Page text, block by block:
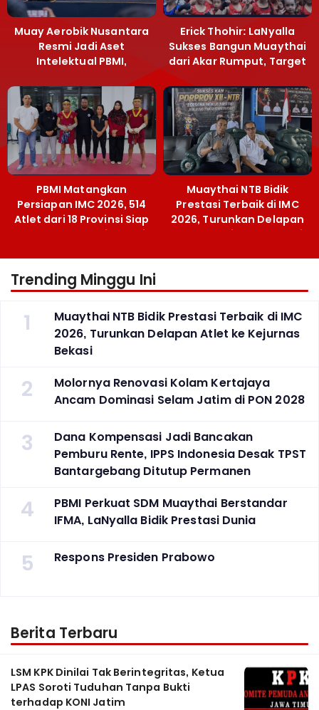
Muay Aerobik Nusantara
Resmi Jadi Aset
Intelektual PBMI,
Terobosan Bangun
Grassroots
Erick Thohir: LaNyalla
Sukses Bangun Muaythai
dari Akar Rumput, Target
PBMI Matangkan
Persiapan IMC 2026, 514
Atlet dari 18 Provinsi Siap
Berlaga Besok di Bekasi
Muaythai NTB Bidik
Prestasi Terbaik di IMC
2026, Turunkan Delapan
Atlet ke Kejurnas Bekasi
Trending Minggu Ini
1
Muaythai NTB Bidik Prestasi Terbaik di IMC
2026, Turunkan Delapan Atlet ke Kejurnas
Bekasi
2
Molornya Renovasi Kolam Kertajaya
Ancam Dominasi Selam Jatim di PON 2028
3
Dana Kompensasi Jadi Bancakan
Pemburu Rente, IPPS Indonesia Desak TPST
Bantargebang Ditutup Permanen
4
PBMI Perkuat SDM Muaythai Berstandar
IFMA, LaNyalla Bidik Prestasi Dunia
5 Respons Presiden Prabowo
Berita Terbaru
LSM KPK Dinilai Tak Berintegritas, Ketua
LPAS Soroti Tuduhan Tanpa Bukti
terhadap KONI Jatim